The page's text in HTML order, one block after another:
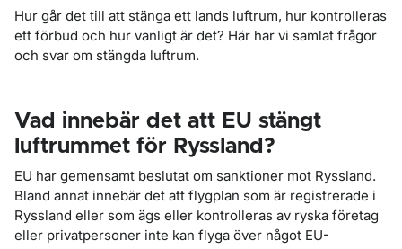
Hur går det till att stänga ett lands luftrum, hur kontrolleras
ett förbud och hur vanligt är det? Här har vi samlat frågor
och svar om stängda luftrum.
Vad innebär det att EU stängt
luftrummet för Ryssland?
EU har gemensamt beslutat om sanktioner mot Ryssland.
Bland annat innebär det att flygplan som är registrerade i
Ryssland eller som ägs eller kontrolleras av ryska företag
eller privatpersoner inte kan flyga över något EU-